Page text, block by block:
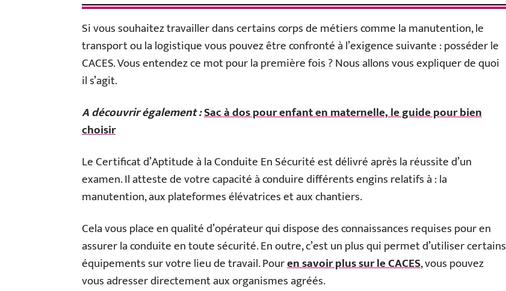
Si vous souhaitez travailler dans certains corps de métiers comme la manutention, le
transport ou la logistique vous pouvez être confronté à l’exigence suivante : posséder le
CACES. Vous entendez ce mot pour la première fois ? Nous allons vous expliquer de quoi
il s’agit.
A découvrir également :Sac à dos pour enfant en maternelle, le guide pour bien
choisir
Le Certificat d’Aptitude à la Conduite En Sécurité est délivré après la réussite d’un
examen. Il atteste de votre capacité à conduire différents engins relatifs à : la
manutention, aux plateformes élévatrices et aux chantiers.
Cela vous place en qualité d’opérateur qui dispose des connaissances requises pour en
assurer la conduite en toute sécurité. En outre, c’est un plus qui permet d’utiliser certains
équipements sur votre lieu de travail. Pouren savoir plus sur le CACES, vous pouvez
vous adresser directement aux organismes agréés.